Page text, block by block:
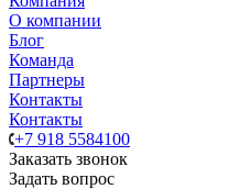
О компании
Блог
Команда
Партнеры
Контакты
Контакты
+7 918 5584100
Заказать звонок
Задать вопрос